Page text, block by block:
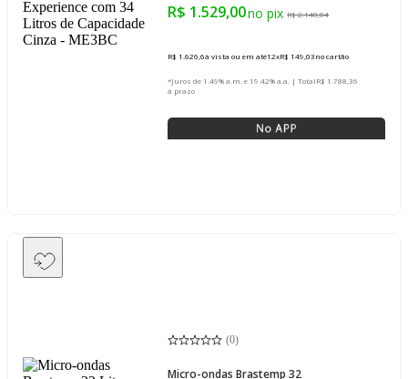
R$ 1.529,00 R$ 2.148,04
R$ 1.626,6à vista ou em até12xR$ 149,03no cartão
*Juros de 1.49% a.m. e 19.42% a.a. | TotalR$ 1.788,36
à prazo
(0)
Micro-ondas Brastemp 32